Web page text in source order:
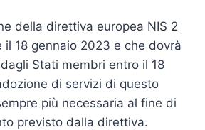
della direttiva europea NIS 2
il 18 gennaio 2023 e che dovrà
Stati membri entro il 18
di servizi di questo
più necessaria al fine di
previsto dalla direttiva.